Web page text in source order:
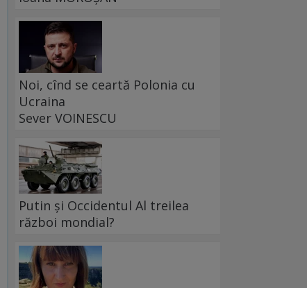
Noi, cînd se ceartă Polonia cu
Ucraina
Sever VOINESCU
Putin și Occidentul Al treilea
război mondial?